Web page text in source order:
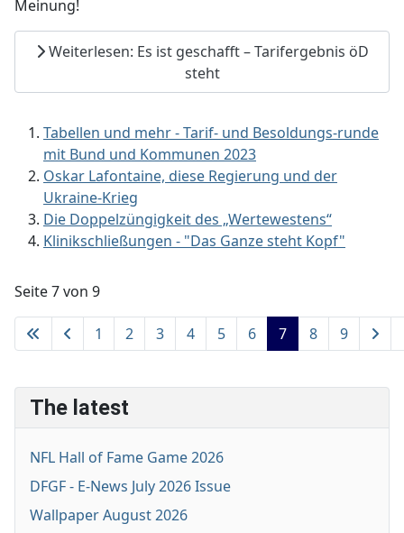
Meinung!
Weiterlesen: Es ist geschafft – Tarifergebnis öD
steht
Tabellen und mehr - Tarif- und Besoldungs-runde
mit Bund und Kommunen 2023
Oskar Lafontaine, diese Regierung und der
Ukraine-Krieg
Die Doppelzüngigkeit des „Wertewestens“
Klinikschließungen - "Das Ganze steht Kopf"
Seite 7 von 9
1 2 3 4 5 6 7 8 9
The latest
NFL Hall of Fame Game 2026
DFGF - E-News July 2026 Issue
Wallpaper August 2026